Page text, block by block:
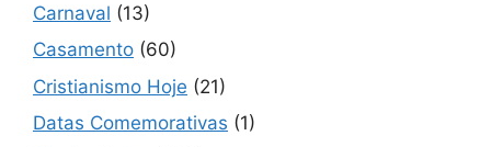
Carnaval (13)
Casamento (60)
Cristianismo Hoje (21)
Datas Comemorativas (1)